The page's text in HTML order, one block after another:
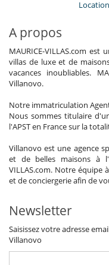
A propos
MAURICE-VILLAS.com
villas de luxe et de
vacances inoubliables.
Villanovo.
Notre immatriculation
Nous sommes titulaire
l'APST en France sur la
Villanovo est une agence
et de belles maisons à
VILLAS.com. Notre équipe
et de conciergerie afin de
Newsletter
Saisissez votre adresse
Villanovo